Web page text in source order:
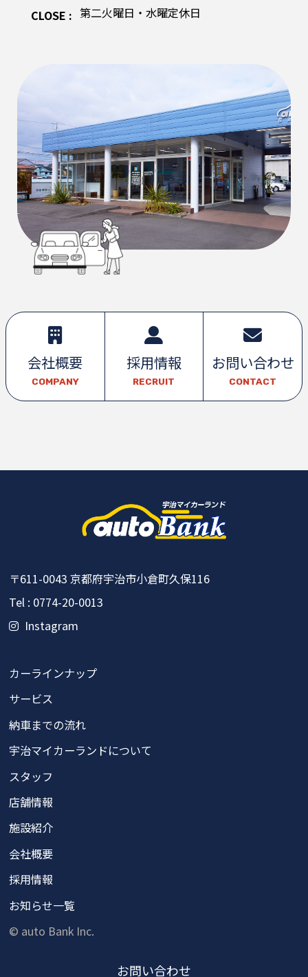
お問い合わせ
CLOSE : 第二火曜日・水曜定休日
会社概要
COMPANY
採用情報
RECRUIT
お問い合わせ
CONTACT
〒611-0043京都府宇治市小倉町久保116
Tel : 0774-20-0013
Instagram
カーラインナップ
サービス
納車までの流れ
宇治マイカーランドについて
スタッフ
店舗情報
施設紹介
会社概要
採用情報
お知らせ一覧
© auto Bank Inc.